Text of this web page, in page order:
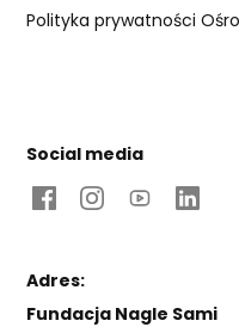
Polityka prywatności
Social media
Adres:
Fundacja Nagle Sami